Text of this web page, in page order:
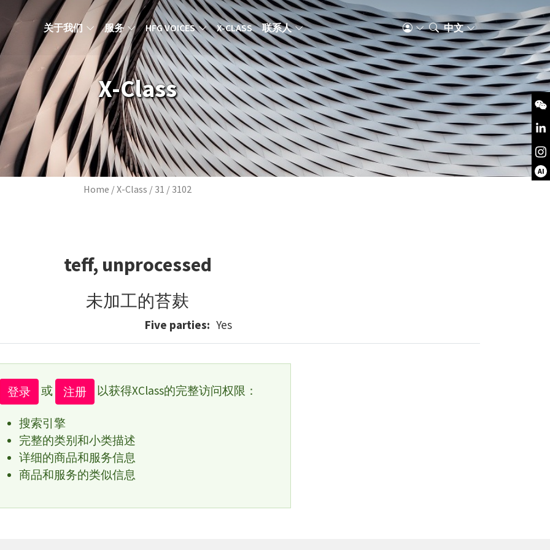
MAIN NAVIGATION ZH
关于我们 服务 HFG VOICES X-CLASS 联系人 中文
X-Class
Breadcrumb
Home X-Class 31 3102
teff, unprocessed
未加工的苔麸
Five parties Yes
登录 或 注册 以获得XClass的完整访问权限：
搜索引擎
完整的类别和小类描述
详细的商品和服务信息
商品和服务的类似信息
AI